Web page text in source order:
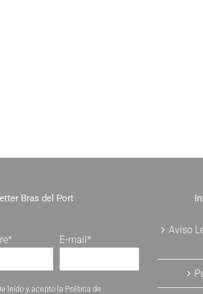
Bras del Port
E-mail*
leído y acepto la Política de
Aviso